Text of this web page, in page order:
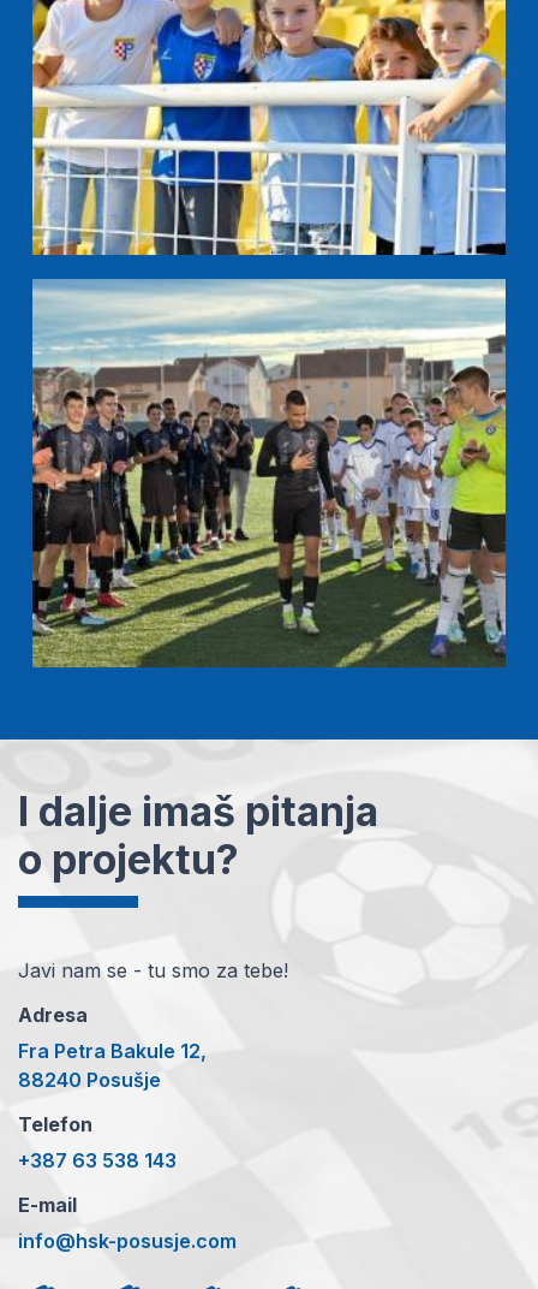
I dalje imaš pitanja
o projektu?
Javi nam se - tu smo za tebe!
Adresa
Fra Petra Bakule 12,
88240 Posušje
Telefon
+387 63 538 143
E-mail
info@hsk-posusje.com